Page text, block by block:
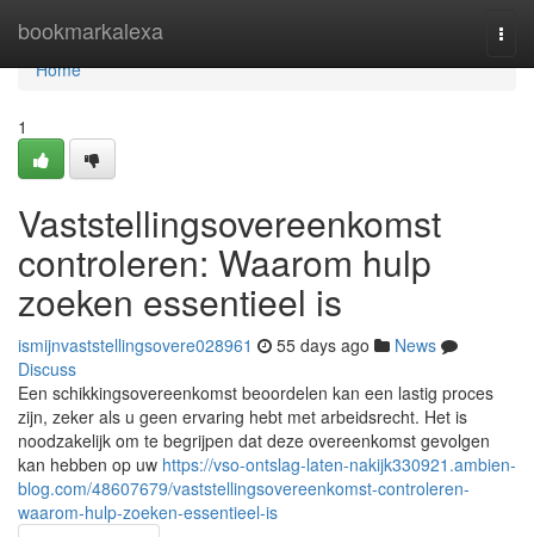
bookmarkalexa
Home
Home
1
Vaststellingsovereenkomst
controleren: Waarom hulp
zoeken essentieel is
ismijnvaststellingsovere028961 55 days ago
News
Discuss
Een schikkingsovereenkomst beoordelen kan een lastig proces
zijn, zeker als u geen ervaring hebt met arbeidsrecht. Het is
noodzakelijk om te begrijpen dat deze overeenkomst gevolgen
kan hebben op uw https://vso-ontslag-laten-nakijk330921.ambien-
blog.com/48607679/vaststellingsovereenkomst-controleren-
waarom-hulp-zoeken-essentieel-is